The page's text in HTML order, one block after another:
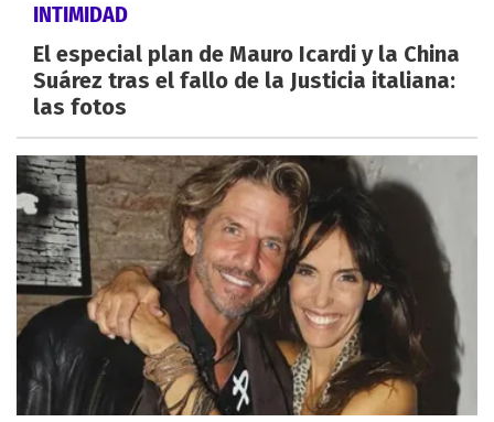
INTIMIDAD
El especial plan de Mauro Icardi y la China
Suárez tras el fallo de la Justicia italiana:
las fotos